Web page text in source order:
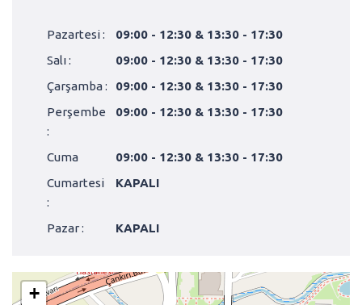
Pazartesi :
09:00 - 12:30 & 13:30 - 17:30
Salı :
09:00 - 12:30 & 13:30 - 17:30
Çarşamba :
09:00 - 12:30 & 13:30 - 17:30
Perşembe
:
09:00 - 12:30 & 13:30 - 17:30
Cuma
09:00 - 12:30 & 13:30 - 17:30
Cumartesi
:
KAPALI
Pazar : KAPALI
+